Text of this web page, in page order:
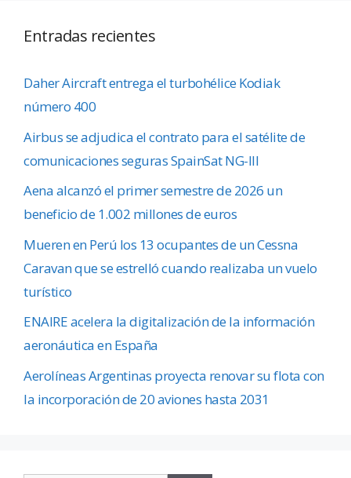
Entradas recientes
Daher Aircraft entrega el turbohélice Kodiak
número 400
Airbus se adjudica el contrato para el satélite de
comunicaciones seguras SpainSat NG-III
Aena alcanzó el primer semestre de 2026 un
beneficio de 1.002 millones de euros
Mueren en Perú los 13 ocupantes de un Cessna
Caravan que se estrelló cuando realizaba un vuelo
turístico
ENAIRE acelera la digitalización de la información
aeronáutica en España
Aerolíneas Argentinas proyecta renovar su flota con
la incorporación de 20 aviones hasta 2031